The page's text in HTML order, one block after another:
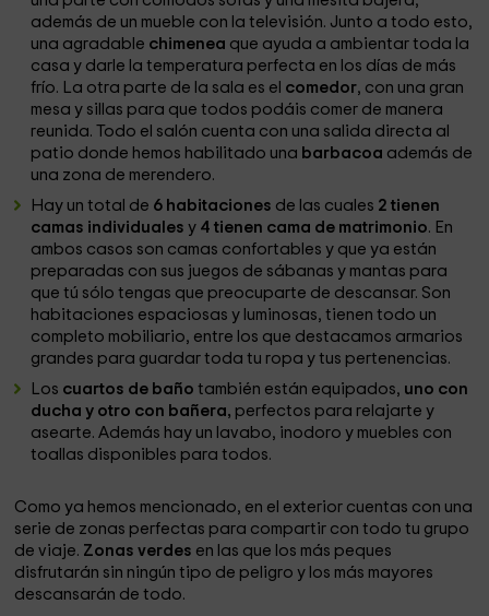
además de un mueble con la televisión. Junto a todo esto,
una agradable chimenea que ayuda a ambientar toda la
casa y darle la temperatura perfecta en los días de más
frío. La otra parte de la sala es el comedor, con una gran
mesa y sillas para que todos podáis comer de manera
reunida. Todo el salón cuenta con una salida directa al
patio donde hemos habilitado una barbacoa además de
una zona de merendero.
Hay un total de 6 habitaciones de las cuales 2 tienen
camas individuales y 4 tienen cama de matrimonio. En
ambos casos son camas confortables y que ya están
preparadas con sus juegos de sábanas y mantas para
que tú sólo tengas que preocuparte de descansar. Son
habitaciones espaciosas y luminosas, tienen todo un
completo mobiliario, entre los que destacamos armarios
grandes para guardar toda tu ropa y tus pertenencias.
Los cuartos de baño también están equipados, uno con
ducha y otro con bañera, perfectos para relajarte y
asearte. Además hay un lavabo, inodoro y muebles con
toallas disponibles para todos.
Como ya hemos mencionado, en el exterior cuentas con una
serie de zonas perfectas para compartir con todo tu grupo
de viaje. Zonas verdes en las que los más peques
disfrutarán sin ningún tipo de peligro y los más mayores
descansarán de todo.